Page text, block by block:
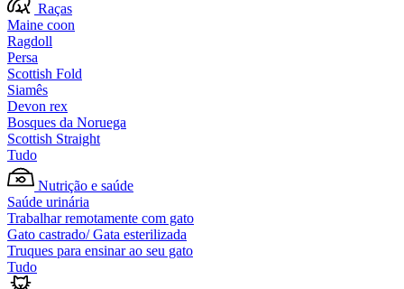
Raças
Maine coon
Ragdoll
Persa
Scottish Fold
Siamês
Devon rex
Bosques da Noruega
Scottish Straight
Tudo
Nutrição e saúde
Saúde urinária
Trabalhar remotamente com gato
Gato castrado/ Gata esterilizada
Truques para ensinar ao seu gato
Tudo